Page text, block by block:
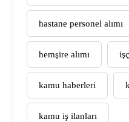
hastane personel alımı
hemşire alımı
kamu haberleri
kamu iş ilanları